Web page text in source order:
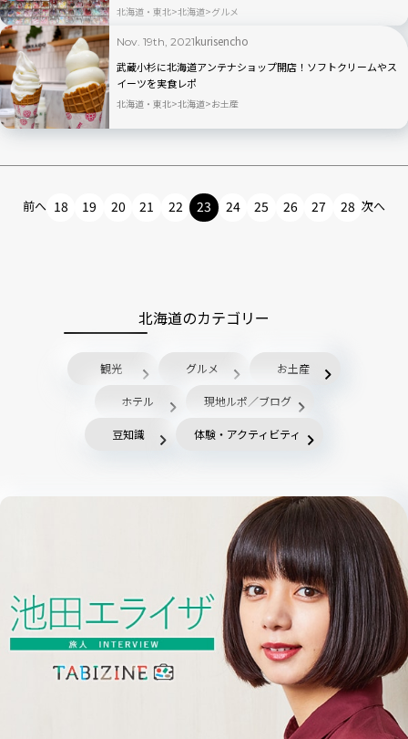
北海道・東北 北海道 グルメ
Nov. 19th, 2021kurisencho
武蔵小杉に北海道アンテナショップ開店！ソフトクリームやス
イーツを実食レポ
北海道・東北 北海道 お土産
前へ 18 19 20 21 22 23 24 25 26 27 28 次へ
北海道のカテゴリー
観光 グルメ お土産
ホテル 現地ルポ／ブログ
豆知識 体験・アクティビティ